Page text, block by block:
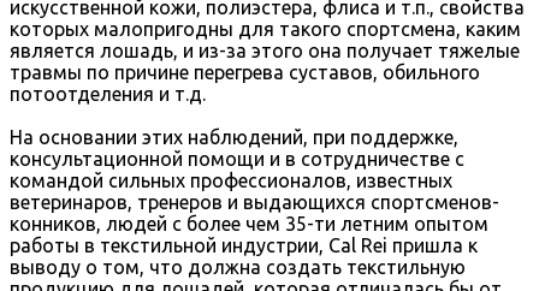
искусственной кожи, полиэстера, флиса и т.п., свойства
которых малопригодны для такого спортсмена, каким
является лошадь, и из-за этого она получает тяжелые
травмы по причине перегрева суставов, обильного
потоотделения и т.д.
На основании этих наблюдений, при поддержке,
консультационной помощи и в сотрудничестве с
командой сильных профессионалов, известных
ветеринаров, тренеров и выдающихся спортсменов-
конников, людей с более чем 35-ти летним опытом
работы в текстильной индустрии, Cal Rei пришла к
выводу о том, что должна создать текстильную